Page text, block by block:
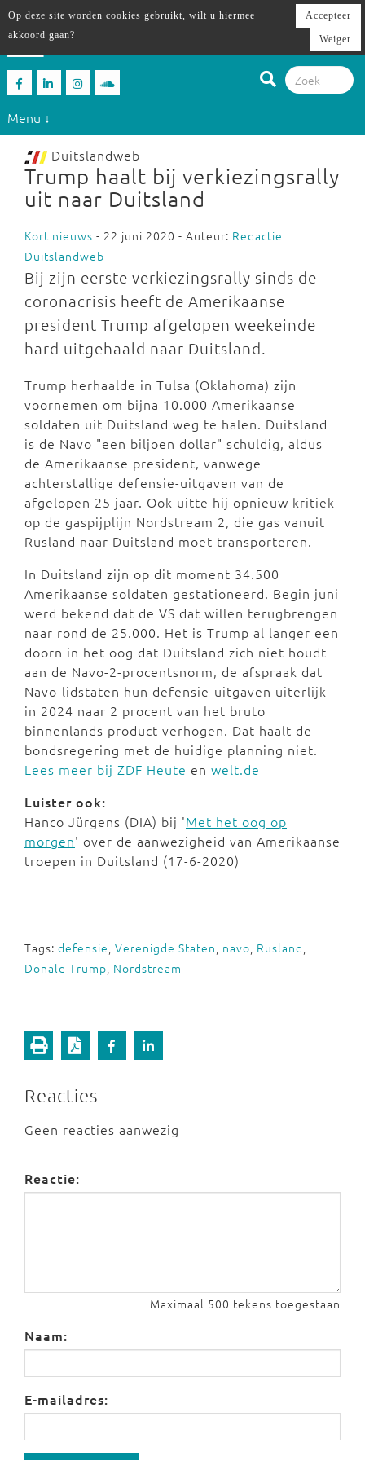
Menu ↓
Duitslandweb
Trump haalt bij verkiezingsrally
uit naar Duitsland
Kort nieuws - 22 juni 2020 - Auteur: Redactie
Duitslandweb
Bij zijn eerste verkiezingsrally sinds de
coronacrisis heeft de Amerikaanse
president Trump afgelopen weekeinde
hard uitgehaald naar Duitsland.
Trump herhaalde in Tulsa (Oklahoma) zijn
voornemen om bijna 10.000 Amerikaanse
soldaten uit Duitsland weg te halen. Duitsland
is de Navo "een biljoen dollar" schuldig, aldus
de Amerikaanse president, vanwege
achterstallige defensie-uitgaven van de
afgelopen 25 jaar. Ook uitte hij opnieuw kritiek
op de gaspijplijn Nordstream 2, die gas vanuit
Rusland naar Duitsland moet transporteren.
In Duitsland zijn op dit moment 34.500
Amerikaanse soldaten gestationeerd. Begin juni
werd bekend dat de VS dat willen terugbrengen
naar rond de 25.000. Het is Trump al langer een
doorn in het oog dat Duitsland zich niet houdt
aan de Navo-2-procentsnorm, de afspraak dat
Navo-lidstaten hun defensie-uitgaven uiterlijk
in 2024 naar 2 procent van het bruto
binnenlands product verhogen. Dat haalt de
bondsregering met de huidige planning niet.
Lees meer bij ZDF Heute en welt.de
Luister ook:
Hanco Jürgens (DIA) bij 'Met het oog op
morgen' over de aanwezigheid van Amerikaanse
troepen in Duitsland (17-6-2020)
Tags: defensie, Verenigde Staten, navo, Rusland,
Donald Trump, Nordstream
Reacties
Geen reacties aanwezig
Reactie:
Maximaal 500 tekens toegestaan
Naam:
E-mailadres:
Op deze site worden cookies gebruikt, wilt u hiermee
akkoord gaan?
Accepteer
Weiger